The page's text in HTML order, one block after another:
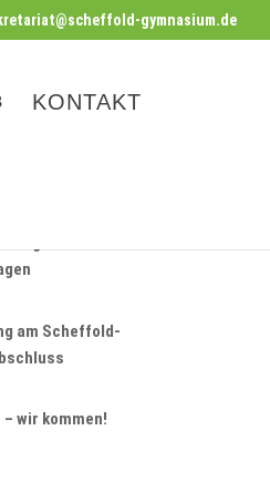
gymnasium.de
KONTAKT
am Scheffold-
wir kommen!